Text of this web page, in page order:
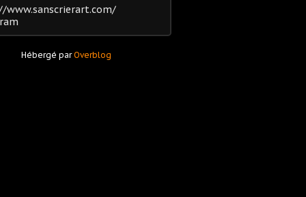
www.sanscrierart.com/
Hébergé parOverblog